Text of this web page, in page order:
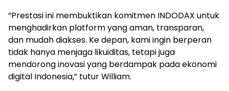
“Prestasi ini membuktikan komitmen INDODAX untuk
menghadirkan platform yang aman, transparan,
dan mudah diakses. Ke depan, kami ingin berperan
tidak hanya menjaga likuiditas, tetapi juga
mendorong inovasi yang berdampak pada ekonomi
digital Indonesia,” tutur William.